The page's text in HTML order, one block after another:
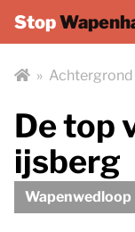
Stop
» Achtergrond
De top
ijsberg
Wapenwedloop